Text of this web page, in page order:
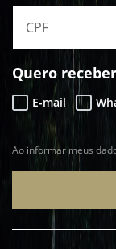
Quero
E-mail
Ao informar meus